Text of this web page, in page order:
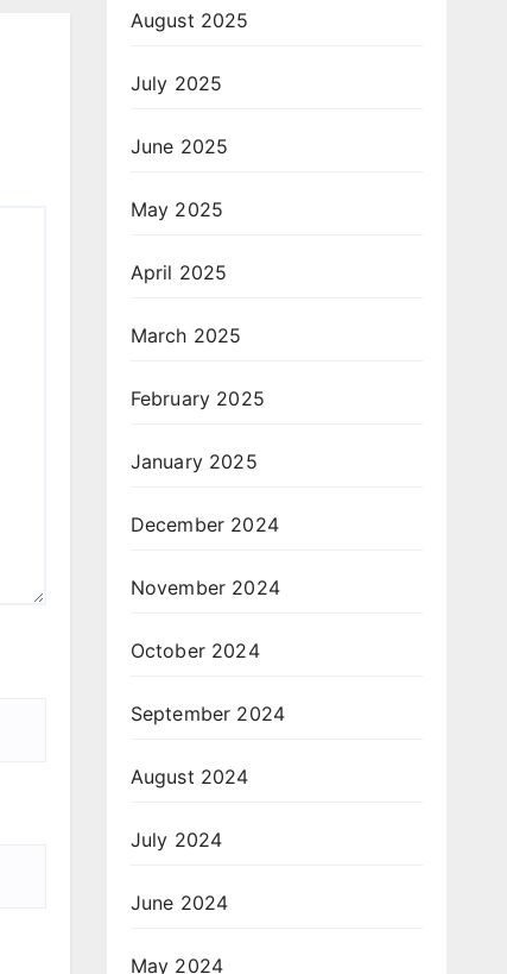
August 2025
July 2025
June 2025
May 2025
April 2025
March 2025
February 2025
January 2025
December 2024
November 2024
October 2024
September 2024
August 2024
July 2024
June 2024
May 2024